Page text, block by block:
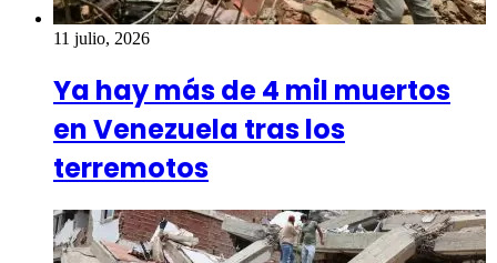
11 julio, 2026
Ya hay más de 4 mil muertos
en Venezuela tras los
terremotos